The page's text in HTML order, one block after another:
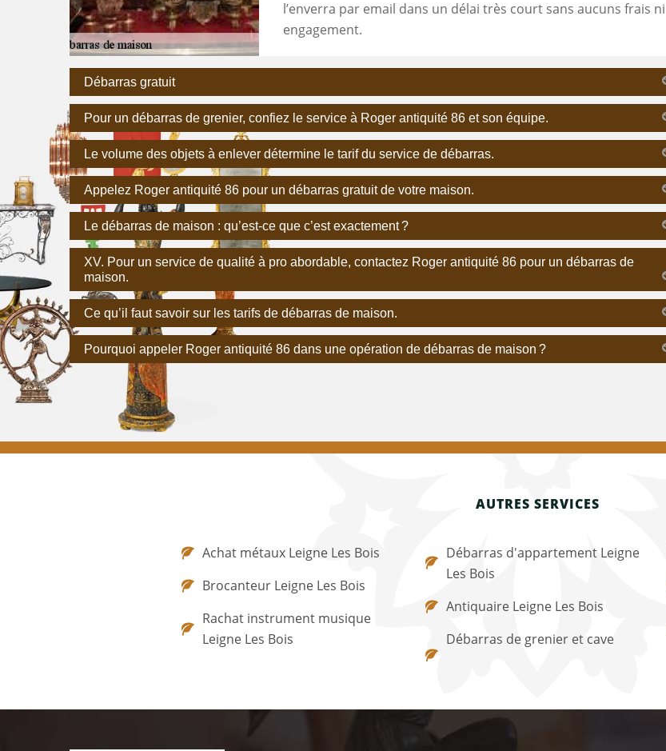
l’enverra par email dans un délai très court sans aucuns frais ni
engagement.
Débarras gratuit
Pour un débarras de grenier, confiez le service à Roger antiquité 86 et son équipe.
Le volume des objets à enlever détermine le tarif du service de débarras.
Appelez Roger antiquité 86 pour un débarras gratuit de votre maison.
Le débarras de maison : qu’est-ce que c’est exactement ?
XV. Pour un service de qualité à pro abordable, contactez Roger antiquité 86 pour un débarras de
maison.
Ce qu’il faut savoir sur les tarifs de débarras de maison.
Pourquoi appeler Roger antiquité 86 dans une opération de débarras de maison ?
AUTRES SERVICES
Achat métaux Leigne Les Bois
Brocanteur Leigne Les Bois
Rachat instrument musique
Leigne Les Bois
Débarras d'appartement Leigne
Les Bois
Antiquaire Leigne Les Bois
Débarras de grenier et cave